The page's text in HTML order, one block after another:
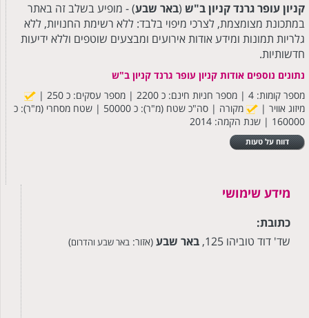
קניון עופר גרנד קניון ב"ש (באר שבע) - מופיע בשלב זה באתר
במתכונת מצומצמת, לצרכי מיפוי בלבד: ללא רשימת החנויות, ללא
גלריות תמונות ומידע אודות אירועים ומבצעים שוטפים וללא ידיעות
חדשותיות.
נתונים נוספים אודות קניון עופר גרנד קניון ב"ש
מספר קומות: 4 | מספר חניות חינם: כ 2200 | מספר עסקים: כ 250 |
מיזוג אוויר |
מקורה | סה"כ שטח (מ"ר): כ 50000 | שטח מסחרי (מ"ר): כ
160000 | שנת הקמה: 2014
דווח על טעות
מידע שימושי
כתובת:
שד' דוד טוביהו 125,
באר שבע (אזור:באר שבע והדרום)